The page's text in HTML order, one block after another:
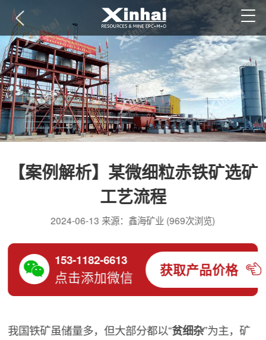
【案例解析】某微细粒赤铁矿选矿
工艺流程
2024-06-13 来源：鑫海矿业 (969次浏览)
153-1182-6613
点击添加微信 获取产品价格
我国铁矿虽储量多，但大部分都以“贫细杂”为主，矿